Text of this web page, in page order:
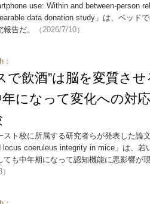
use: Within and between-person
data donation study」は、ベッド
告だ。
（2026/7/10）
で飲酒”は脳を変質さ
年になって変化への対
スト校に所属する研究者らが発表した論
coeruleus integrity in mice」は、若
ても中年期になって認知機能に悪影響が